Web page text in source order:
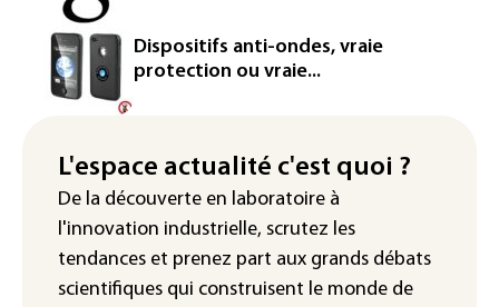
Inde : Meta sommé de s'excuser après
le retrait d'une vidéo de Modi
La défense, voie de diversification pour
un secteur automobile à la peine
France : prison avec sursis et
"bannissement numérique" pour deux
streamers jugés pour des violences et
humiliations en ligne
Dispositifs anti-ondes, vraie
protection ou vraie...
L'espace actualité c'est quoi ?
De la découverte en laboratoire à
l'innovation industrielle, scrutez les
tendances et prenez part aux grands débats
scientifiques qui construisent le monde de